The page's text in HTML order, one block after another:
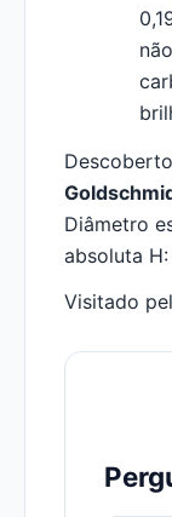
Diâmetro
absoluta H:
Visitado